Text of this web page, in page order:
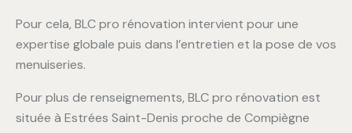
Pour cela, BLC pro rénovation intervient pour une
expertise globale puis dans l’entretien et la pose de vos
menuiseries.
Pour plus de renseignements, BLC pro rénovation est
située à Estrées Saint-Denis proche de Compiègne